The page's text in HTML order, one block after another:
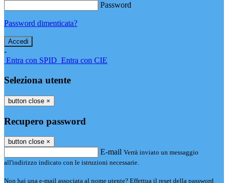
Password
Password dimenticata?
-
Entra con SPID Entra con CIE
Seleziona utente
button close ×
Recupero password
button close ×
E-mail Verrà inviato un messaggio
all'indirizzo indicato con le istruzioni necessarie.
Non hai una e-mail associata al nome utente? Effettua il reset della password